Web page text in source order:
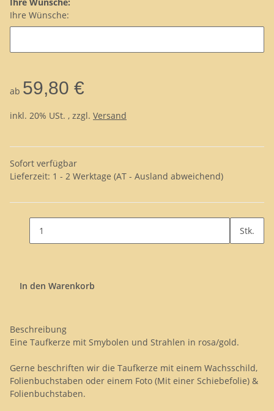
Ihre Wünsche:
ab 59,80 €
inkl. 20% USt. , zzgl. Versand
Sofort verfügbar
Lieferzeit: 1 - 2 Werktage (AT - Ausland abweichend)
Stk.
In den Warenkorb
Beschreibung
Eine Taufkerze mit Smybolen und Strahlen in rosa/gold.
Gerne beschriften wir die Taufkerze mit einem Wachsschild,
Folienbuchstaben oder einem Foto (Mit einer Schiebefolie) &
Folienbuchstaben.